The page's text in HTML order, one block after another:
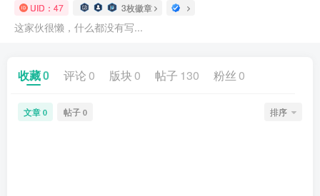
UID：47 3枚徽章
这家伙很懒，什么都没有写...
收藏0 评论 0 版块 0 帖子 130 粉丝 0
文章 0 帖子 0 排序